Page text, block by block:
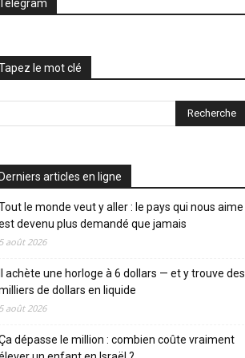
le mot clé
articles en ligne
le monde veut y aller : le pays qui nous aime
devenu plus demandé que jamais
août 2026
achète une horloge à 6 dollars — et y trouve des
de dollars en liquide
août 2026
dépasse le million : combien coûte vraiment